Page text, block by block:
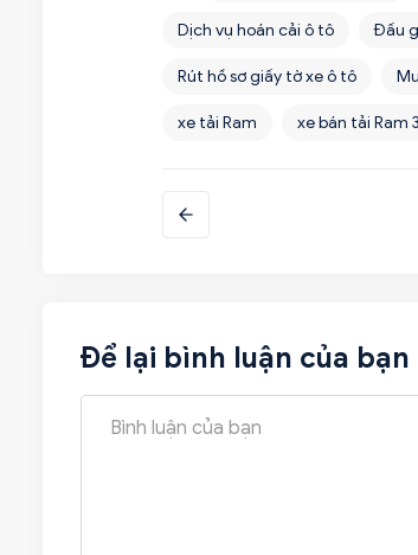
Dịch vụ hoán cải ô tô Đấu
Rút hồ sơ giấy tờ xe ô tô
xe tải Ram xe bán tải Ram
Để lại bình luận của bạn